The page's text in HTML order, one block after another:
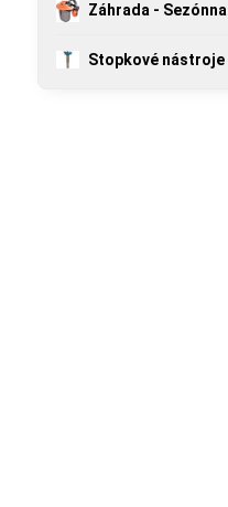
Záhrada -
Stopkové nástroje